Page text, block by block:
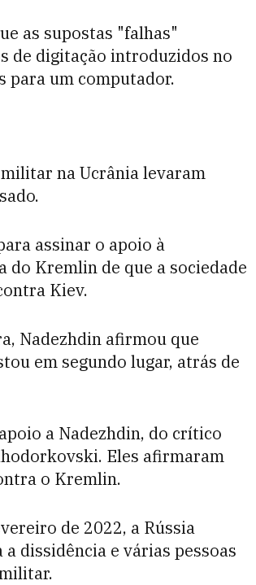
as supostas "falhas"
de digitação introduzidos no
para um computador.
na Ucrânia levaram
assinar o apoio à
Kremlin de que a sociedade
Kiev.
Nadezhdin afirmou que
em segundo lugar, atrás de
a Nadezhdin, do crítico
Eles afirmaram
o Kremlin.
de 2022, a Rússia
dissidência e várias pessoas